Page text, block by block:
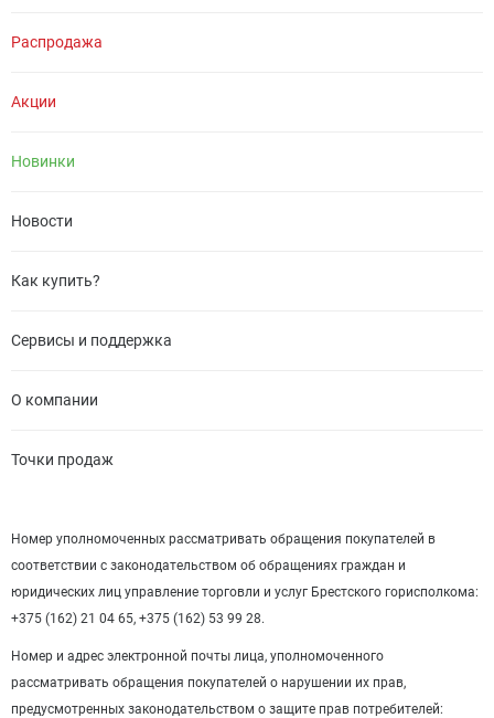
Распродажа
Акции
Новинки
Новости
Как купить?
Сервисы и поддержка
О компании
Точки продаж
Номер уполномоченных рассматривать обращения покупателей в
соответствии с законодательством об обращениях граждан и
юридических лиц управление торговли и услуг Брестского горисполкома:
+375 (162) 21 04 65, +375 (162) 53 99 28.
Номер и адрес электронной почты лица, уполномоченного
рассматривать обращения покупателей о нарушении их прав,
предусмотренных законодательством о защите прав потребителей: